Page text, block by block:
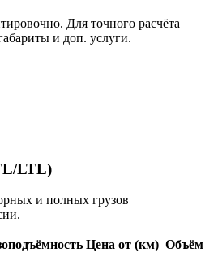
Для точного расчёта
и доп. услуги.
LTL)
и полных грузов
Цена от (км) Объём